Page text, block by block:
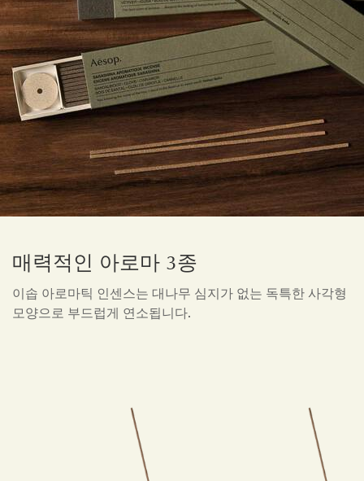
매력적인 아로마 3종
이솝 아로마틱 인센스는 대나무 심지가 없는 독특한 사각형
모양으로 부드럽게 연소됩니다.